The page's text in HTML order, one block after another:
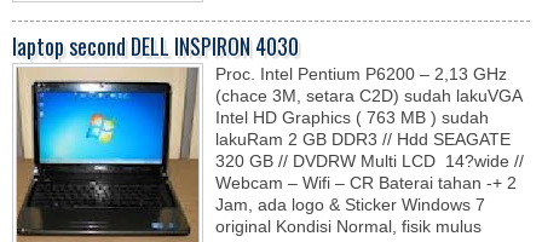
laptop second DELL INSPIRON 4030
Proc. Intel Pentium P6200 – 2,13 GHz
(chace 3M, setara C2D) sudah lakuVGA
Intel HD Graphics ( 763 MB ) sudah
lakuRam 2 GB DDR3 // Hdd SEAGATE
320 GB // DVDRW Multi LCD 14?wide //
Webcam – Wifi – CR Baterai tahan -+ 2
Jam, ada logo & Sticker Windows 7
original Kondisi Normal, fisik mulus